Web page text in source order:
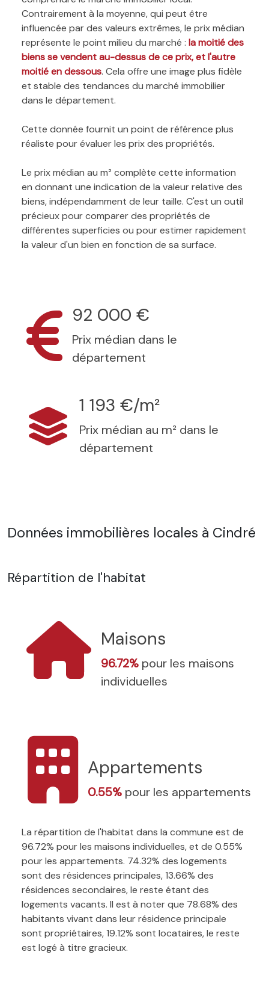
Contrairement à la moyenne, qui peut être
influencée par des valeurs extrêmes, le prix médian
représente le point milieu du marché : la moitié des
biens se vendent au-dessus de ce prix, et l'autre
moitié en dessous. Cela offre une image plus fidèle
et stable des tendances du marché immobilier
dans le département.
Cette donnée fournit un point de référence plus
réaliste pour évaluer les prix des propriétés.
Le prix médian au m² complète cette information
en donnant une indication de la valeur relative des
biens, indépendamment de leur taille. C'est un outil
précieux pour comparer des propriétés de
différentes superficies ou pour estimer rapidement
la valeur d'un bien en fonction de sa surface.
92 000 €
Prix médian dans le
département
1 193 €/m²
Prix médian au m² dans le
département
Données immobilières locales à Cindré
Répartition de l'habitat
Maisons
96.72% pour les maisons
individuelles
Appartements
0.55% pour les appartements
La répartition de l'habitat dans la commune est de
96.72% pour les maisons individuelles, et de 0.55%
pour les appartements. 74.32% des logements
sont des résidences principales, 13.66% des
résidences secondaires, le reste étant des
logements vacants. Il est à noter que 78.68% des
habitants vivant dans leur résidence principale
sont propriétaires, 19.12% sont locataires, le reste
est logé à titre gracieux.